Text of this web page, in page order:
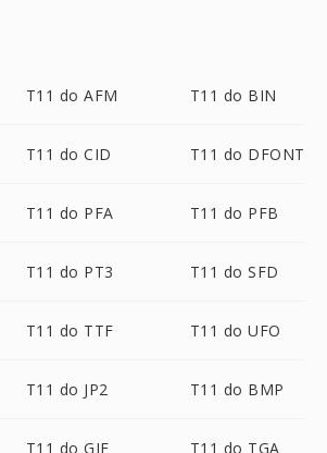
T11 do AFM T11 do BIN
T11 do CID T11 do DFONT
T11 do PFA T11 do PFB
T11 do PT3 T11 do SFD
T11 do TTF T11 do UFO
T11 do JP2 T11 do BMP
T11 do GIF T11 do TGA